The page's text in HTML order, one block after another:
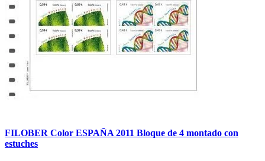
FILOBER Color ESPAÑA 2011 Bloque de 4 montado con
estuches